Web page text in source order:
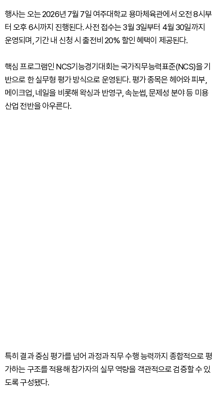
행사는 오는 2026년 7월 7일 여주대학교 용마체육관에서 오전 8시부
터 오후 6시까지 진행된다. 사전 접수는 3월 3일부터 4월 30일까지
운영되며, 기간 내 신청 시 출전비 20% 할인 혜택이 제공된다.
핵심 프로그램인 NCS기능경기대회는 국가직무능력표준(NCS)을 기
반으로 한 실무형 평가 방식으로 운영된다. 평가 종목은 헤어와 피부,
메이크업, 네일을 비롯해 왁싱과 반영구, 속눈썹, 문제성 분야 등 미용
산업 전반을 아우른다.
특히 결과 중심 평가를 넘어 과정과 직무 수행 능력까지 종합적으로 평
가하는 구조를 적용해 참가자의 실무 역량을 객관적으로 검증할 수 있
도록 구성됐다.